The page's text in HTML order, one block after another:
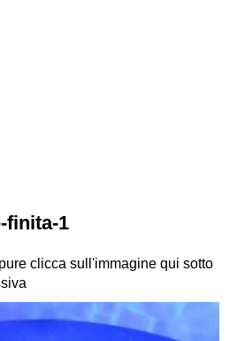
finita-1
clicca sull'immagine qui sotto